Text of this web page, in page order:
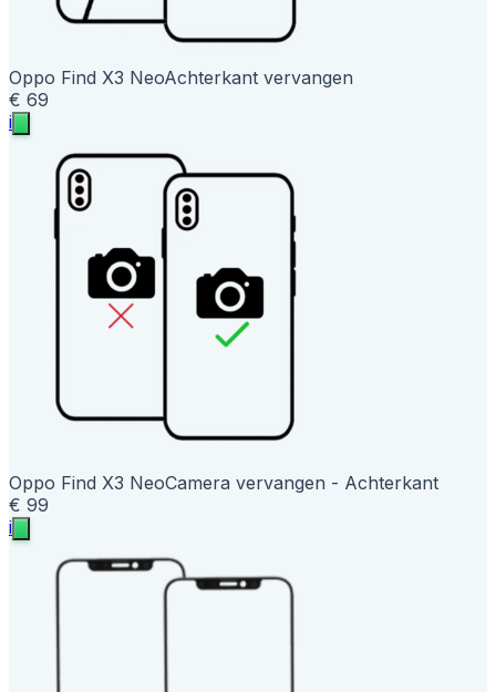
Oppo Find X3 NeoAchterkant vervangen
€ 69
i
Oppo Find X3 NeoCamera vervangen - Achterkant
€ 99
i